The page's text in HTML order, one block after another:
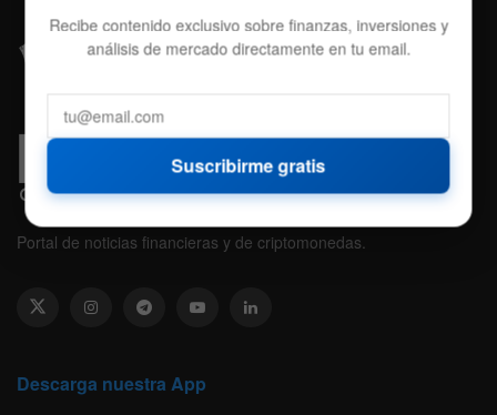
Portal de noticias financieras y de criptomonedas.
Descarga nuestra App
Recibe contenido exclusivo sobre finanzas, inversiones y
análisis de mercado directamente en tu email.
Suscribirme gratis